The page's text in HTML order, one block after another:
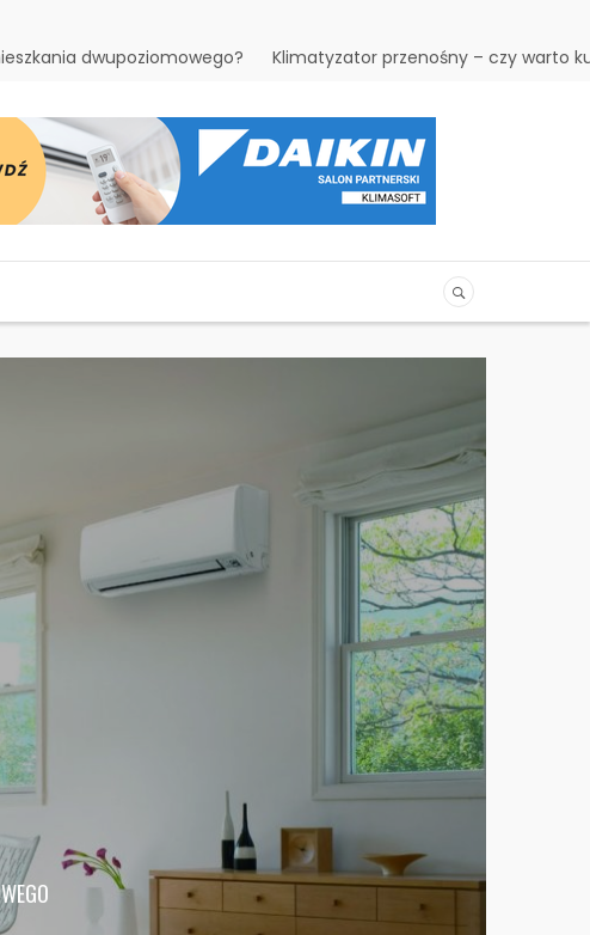
dwupoziomowego? Klimatyzator przenośny – czy warto